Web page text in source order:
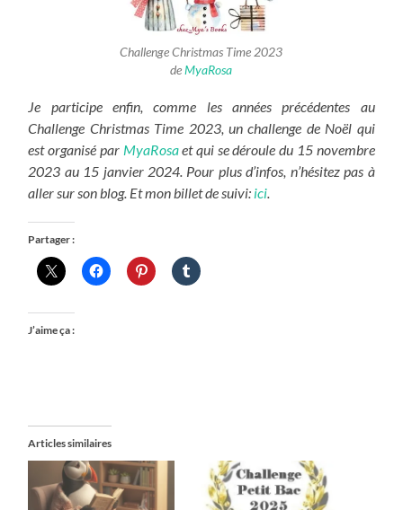
Challenge Christmas Time 2023
deMyaRosa
Je participe enfin, comme les années précédentes au
Challenge Christmas Time 2023, un challenge de Noël qui
est organisé par MyaRosaet qui se déroule du 15 novembre
2023 au 15 janvier 2024. Pour plus d’infos, n’hésitez pas à
aller sur son blog. Et mon billet de suivi: ici.
Partager :
J’aime ça :
Articles similaires